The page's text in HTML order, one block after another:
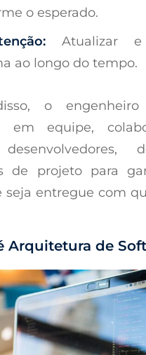
o esperado.
Atualizar
ao longo do tempo.
o engenheiro
em equipe,
de projeto para
seja entregue com
Arquitetura de